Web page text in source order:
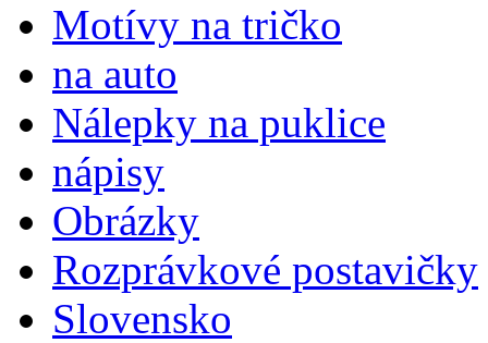
Motívy na tričko
na auto
Nálepky na puklice
nápisy
Obrázky
Rozprávkové postavičky
Slovensko